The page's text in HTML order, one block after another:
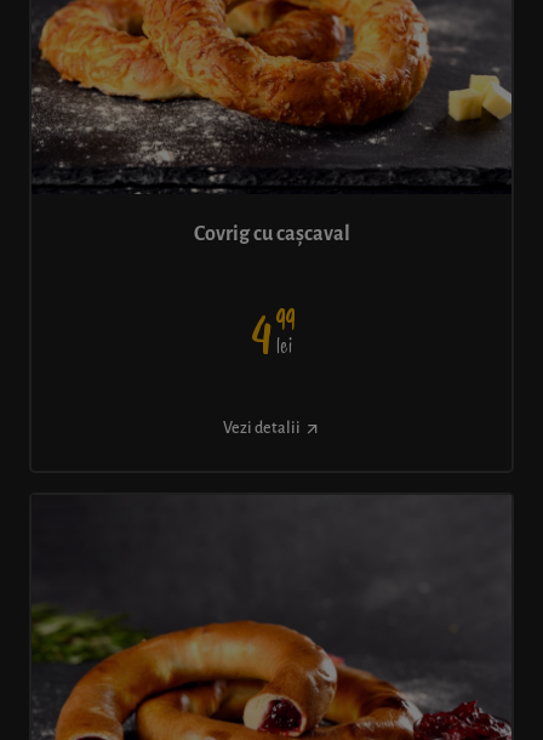
Covrig cu cașcaval
499
lei
Vezi detalii